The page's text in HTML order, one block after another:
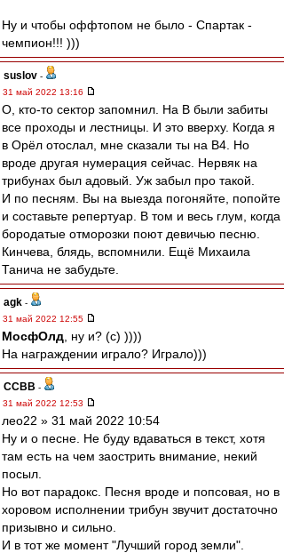
Ну и чтобы оффтопом не было - Спартак -
чемпион!!! )))
suslov -
31 май 2022 13:16
О, кто-то сектор запомнил. На B были забиты
все проходы и лестницы. И это вверху. Когда я
в Орёл отослал, мне сказали ты на B4. Но
вроде другая нумерация сейчас. Нервяк на
трибунах был адовый. Уж забыл про такой.
И по песням. Вы на выезда погоняйте, попойте
и составьте репертуар. В том и весь глум, когда
бородатые отморозки поют девичью песню.
Кинчева, блядь, вспомнили. Ещё Михаила
Танича не забудьте.
agk -
31 май 2022 12:55
МосфОлд , ну и? (с) ))))
На награждении играло? Играло)))
ССВВ -
31 май 2022 12:53
лео22 » 31 май 2022 10:54
Ну и о песне. Не буду вдаваться в текст, хотя
там есть на чем заострить внимание, некий
посыл.
Но вот парадокс. Песня вроде и попсовая, но в
хоровом исполнении трибун звучит достаточно
призывно и сильно.
И в тот же момент "Лучший город земли".